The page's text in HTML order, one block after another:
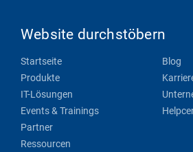
Website durchstöbern
Startseite
Produkte
IT-Lösungen
Events & Trainings
Partner
Ressourcen
Blog